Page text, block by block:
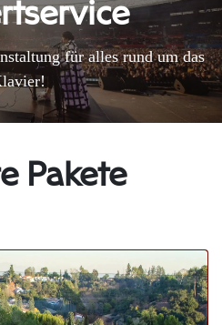
für alles rund um das
Pakete